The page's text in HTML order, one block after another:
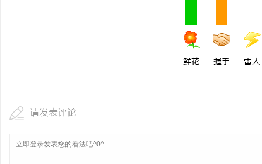
鲜花 握手 雷人
请发表评论